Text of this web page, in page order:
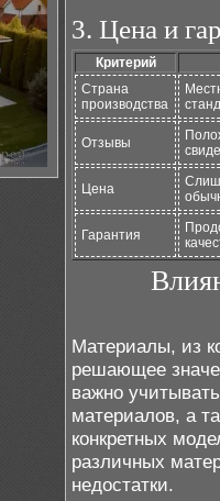
3. Цена и
Критерий
Страна
производства
Отзывы
Цена
Гарантия
Материалы, из
решающее
важно
материалов, а
конкретных
различных
недостатки.